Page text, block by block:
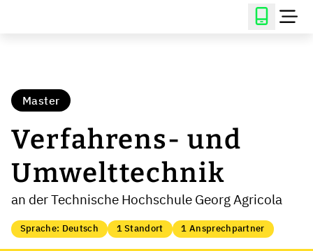
Master
Verfahrens- und
Umwelttechnik
an der Technische Hochschule Georg Agricola
Sprache: Deutsch 1 Standort 1 Ansprechpartner